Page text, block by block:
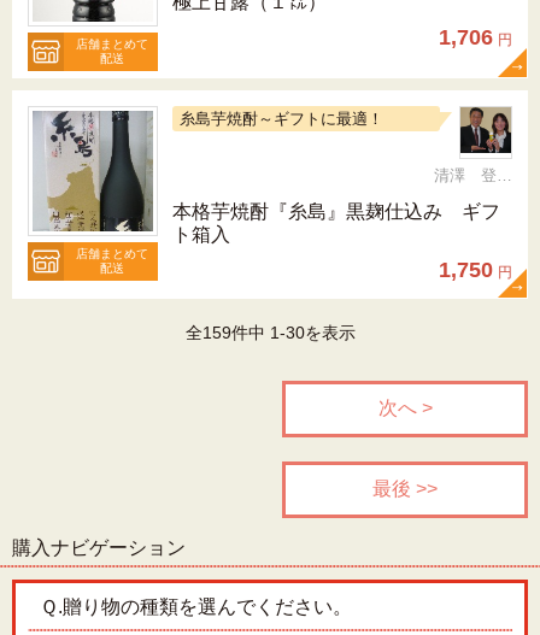
店舗まとめて
配送
1,706 円
店舗まとめて
配送
糸島芋焼酎～ギフトに最適！
清澤 登希子
本格芋焼酎『糸島』黒麹仕込み ギフ
ト箱入
1,750 円
全159件中 1-30を表示
次へ >
最後 >>
購入ナビゲーション
Ｑ.贈り物の種類を選んでください。